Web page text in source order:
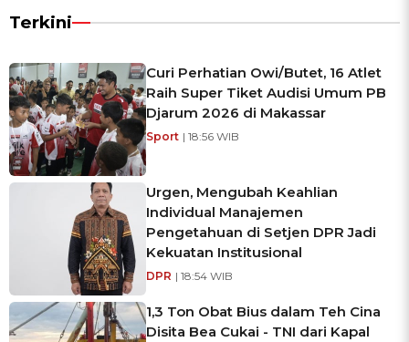
Terkini
Curi Perhatian Owi/Butet, 16 Atlet
Raih Super Tiket Audisi Umum PB
Djarum 2026 di Makassar
Sport | 18:56 WIB
Urgen, Mengubah Keahlian
Individual Manajemen
Pengetahuan di Setjen DPR Jadi
Kekuatan Institusional
DPR | 18:54 WIB
1,3 Ton Obat Bius dalam Teh Cina
Disita Bea Cukai - TNI dari Kapal